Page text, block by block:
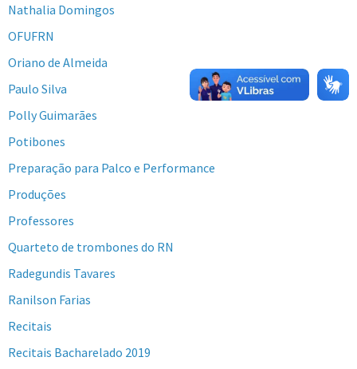
Nathalia Domingos
OFUFRN
Oriano de Almeida
Paulo Silva
Polly Guimarães
Potibones
Preparação para Palco e Performance
Produções
Professores
Quarteto de trombones do RN
Radegundis Tavares
Ranilson Farias
Recitais
Recitais Bacharelado 2019